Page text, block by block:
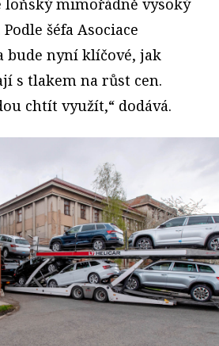
loňský mimořádně vysoký
šéfa Asociace
bude nyní klíčové, jak
s tlakem na růst cen.
chtít využít,“ dodává.